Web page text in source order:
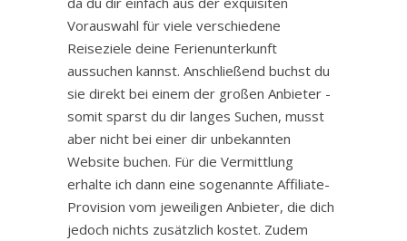
Vorauswahl für viele verschiedene
Reiseziele deine Ferienunterkunft
aussuchen kannst. Anschließend buchst du
sie direkt bei einem der großen Anbieter -
somit sparst du dir langes Suchen, musst
aber nicht bei einer dir unbekannten
Website buchen. Für die Vermittlung
erhalte ich dann eine sogenannte Affiliate-
Provision vom jeweiligen Anbieter, die dich
jedoch nichts zusätzlich kostet. Zudem